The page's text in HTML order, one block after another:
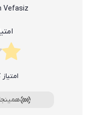
Vefasiz